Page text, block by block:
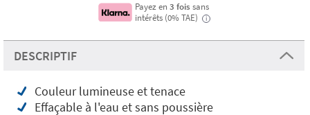
Payez en 3 fois sans
intérêts (0% TAE)
i
DESCRIPTIF
Couleur lumineuse et tenace
Effaçable à l'eau et sans poussière